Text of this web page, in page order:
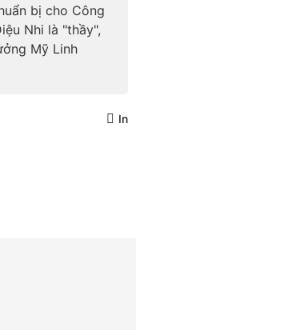
bị cho Công
Nhi là "thầy",
Mỹ Linh
In